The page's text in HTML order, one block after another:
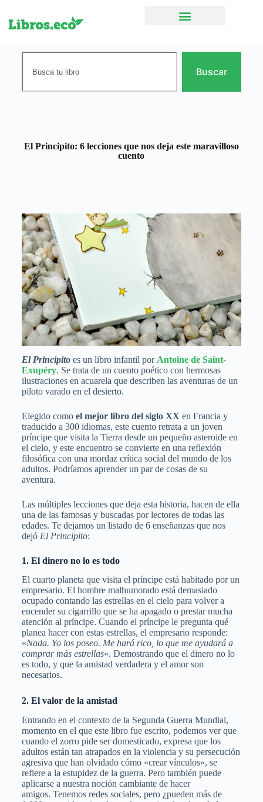
Buscar
El Principito: 6 lecciones que nos deja este maravilloso
cuento
El Principito es un libro infantil por Antoine de Saint-
Exupéry. Se trata de un cuento poético con hermosas
ilustraciones en acuarela que describen las aventuras de un
piloto varado en el desierto.
Elegido comoel mejor libro del siglo XX en Francia y
traducido a 300 idiomas, este cuento retrata a un joven
príncipe que visita la Tierra desde un pequeño asteroide en
el cielo, y este encuentro se convierte en una reflexión
filosófica con una mordaz crítica social del mundo de los
adultos. Podríamos aprender un par de cosas de su
aventura.
Las múltiples lecciones que deja esta historia, hacen de ella
una de las famosas y buscadas por lectores de todas las
edades. Te dejamos un listado de 6 enseñanzas que nos
dejóEl Principito:
1. El dinero no lo es todo
El cuarto planeta que visita el príncipe está habitado por un
empresario. El hombre malhumorado está demasiado
ocupado contando las estrellas en el cielo para volver a
encender su cigarrillo que se ha apagado o prestar mucha
atención al príncipe. Cuando el príncipe le pregunta qué
planea hacer con estas estrellas, el empresario responde:
«Nada. Yo los poseo. Me hará rico, lo que me ayudará a
comprar más estrellas«. Demostrando que el dinero no lo
es todo, y que la amistad verdadera y el amor son
necesarios.
2. El valor de la amistad
Entrando en el contexto de la Segunda Guerra Mundial,
momento en el que este libro fue escrito, podemos ver que
cuando el zorro pide ser domesticado, expresa que los
adultos están tan atrapados en la violencia y su persecución
agresiva que han olvidado cómo «crear vínculos», se
refiere a la estupidez de la guerra. Pero también puede
aplicarse a nuestra noción cambiante de hacer
amigos. Tenemos redes sociales, pero ¿pueden más de